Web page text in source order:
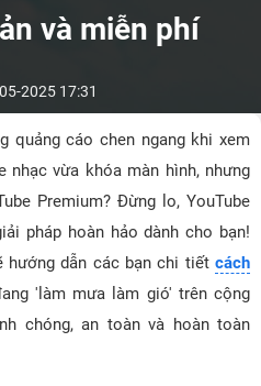
và miễn phí
2025 17:31
quảng cáo chen ngang khi xem
nhạc vừa khóa màn hình, nhưng
Premium? Đừng lo, YouTube
pháp hoàn hảo dành cho bạn!
hướng dẫn các bạn chi tiết cách
'làm mưa làm gió' trên cộng
chóng, an toàn và hoàn toàn